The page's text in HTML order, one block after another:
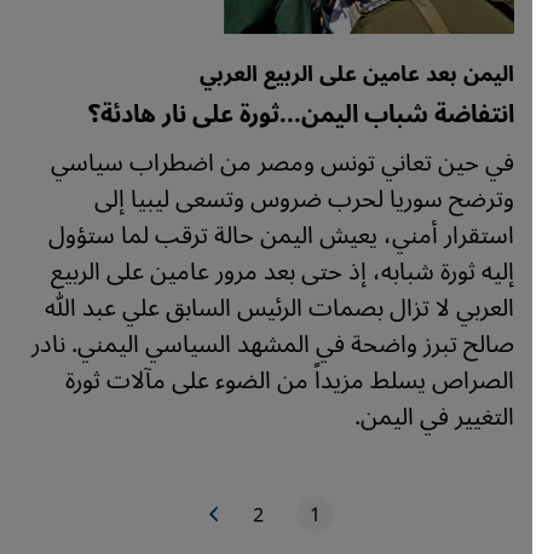
اليمن بعد عامين على الربيع العربي
انتفاضة شباب اليمن...ثورة على نار هادئة؟
في حين تعاني تونس ومصر من اضطراب سياسي
وترضح سوريا لحرب ضروس وتسعى ليبيا إلى
استقرار أمني، يعيش اليمن حالة ترقب لما ستؤول
إليه ثورة شبابه، إذ حتى بعد مرور عامين على الربيع
العربي لا تزال بصمات الرئيس السابق علي عبد الله
صالح تبرز واضحة في المشهد السياسي اليمني. نادر
الصراص يسلط مزيداً من الضوء على مآلات ثورة
التغيير في اليمن.
الصفحة الحاليّة1 الصفحة2 الصفحة التالية